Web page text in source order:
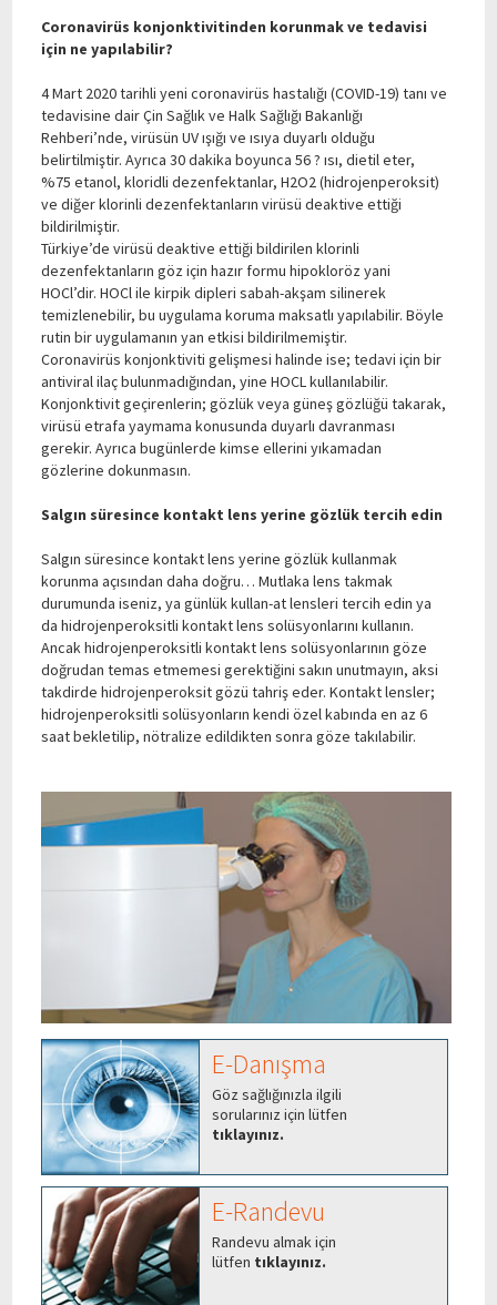
Coronavirüs konjonktivitinden korunmak ve tedavisi
için ne yapılabilir?
4 Mart 2020 tarihli yeni coronavirüs hastalığı (COVID-19) tanı ve
tedavisine dair Çin Sağlık ve Halk Sağlığı Bakanlığı
Rehberi’nde, virüsün UV ışığı ve ısıya duyarlı olduğu
belirtilmiştir. Ayrıca 30 dakika boyunca 56 ? ısı, dietil eter,
%75 etanol, kloridli dezenfektanlar, H2O2 (hidrojenperoksit)
ve diğer klorinli dezenfektanların virüsü deaktive ettiği
bildirilmiştir.
Türkiye’de virüsü deaktive ettiği bildirilen klorinli
dezenfektanların göz için hazır formu hipokloröz yani
HOCl’dir. HOCl ile kirpik dipleri sabah-akşam silinerek
temizlenebilir, bu uygulama koruma maksatlı yapılabilir. Böyle
rutin bir uygulamanın yan etkisi bildirilmemiştir.
Coronavirüs konjonktiviti gelişmesi halinde ise; tedavi için bir
antiviral ilaç bulunmadığından, yine HOCL kullanılabilir.
Konjonktivit geçirenlerin; gözlük veya güneş gözlüğü takarak,
virüsü etrafa yaymama konusunda duyarlı davranması
gerekir. Ayrıca bugünlerde kimse ellerini yıkamadan
gözlerine dokunmasın.
Salgın süresince kontakt lens yerine gözlük tercih edin
Salgın süresince kontakt lens yerine gözlük kullanmak
korunma açısından daha doğru… Mutlaka lens takmak
durumunda iseniz, ya günlük kullan-at lensleri tercih edin ya
da hidrojenperoksitli kontakt lens solüsyonlarını kullanın.
Ancak hidrojenperoksitli kontakt lens solüsyonlarının göze
doğrudan temas etmemesi gerektiğini sakın unutmayın, aksi
takdirde hidrojenperoksit gözü tahriş eder. Kontakt lensler;
hidrojenperoksitli solüsyonların kendi özel kabında en az 6
saat bekletilip, nötralize edildikten sonra göze takılabilir.
E-Danışma
Göz sağlığınızla ilgili
sorularınız için lütfen
tıklayınız.
E-Randevu
Randevu almak için
lütfen tıklayınız.